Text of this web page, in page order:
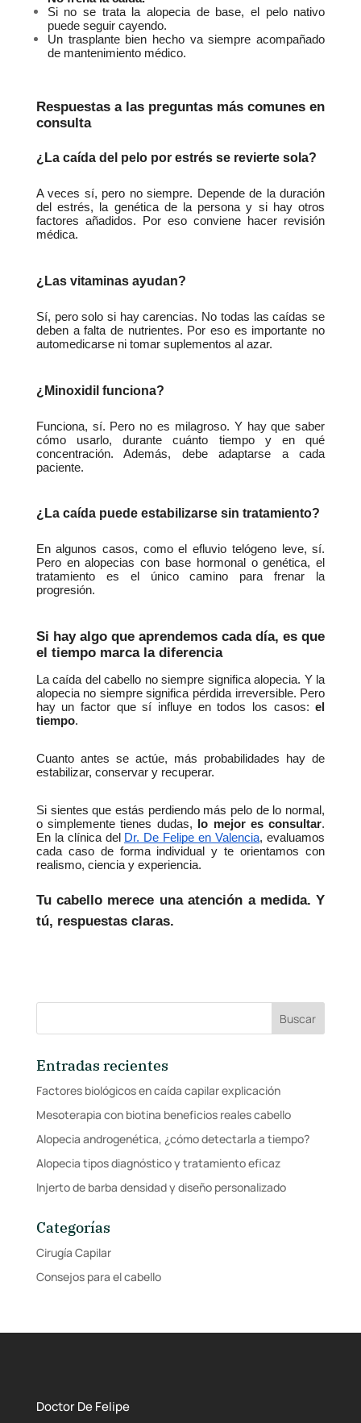
Si no se trata la alopecia de base, el pelo nativo
puede seguir cayendo.
Un trasplante bien hecho va siempre acompañado
de mantenimiento médico.
Respuestas a las preguntas más comunes en
consulta
¿La caída del pelo por estrés se revierte sola?
A veces sí, pero no siempre. Depende de la duración
del estrés, la genética de la persona y si hay otros
factores añadidos. Por eso conviene hacer revisión
médica.
¿Las vitaminas ayudan?
Sí, pero solo si hay carencias. No todas las caídas se
deben a falta de nutrientes. Por eso es importante no
automedicarse ni tomar suplementos al azar.
¿Minoxidil funciona?
Funciona, sí. Pero no es milagroso. Y hay que saber
cómo usarlo, durante cuánto tiempo y en qué
concentración. Además, debe adaptarse a cada
paciente.
¿La caída puede estabilizarse sin tratamiento?
En algunos casos, como el efluvio telógeno leve, sí.
Pero en alopecias con base hormonal o genética, el
tratamiento es el único camino para frenar la
progresión.
Si hay algo que aprendemos cada día, es que
el tiempo marca la diferencia
La caída del cabello no siempre significa alopecia. Y la
alopecia no siempre significa pérdida irreversible. Pero
hay un factor que sí influye en todos los casos: el
tiempo.
Cuanto antes se actúe, más probabilidades hay de
estabilizar, conservar y recuperar.
Si sientes que estás perdiendo más pelo de lo normal,
o simplemente tienes dudas,
lo mejor es consultar.
En la clínica del Dr. De Felipe en Valencia, evaluamos
cada caso de forma individual y te orientamos con
realismo, ciencia y experiencia.
Tu cabello merece una atención a medida. Y
tú, respuestas claras.
Entradas recientes
Factores biológicos en caída capilar explicación
Mesoterapia con biotina beneficios reales cabello
Alopecia androgenética, ¿cómo detectarla a tiempo?
Alopecia tipos diagnóstico y tratamiento eficaz
Injerto de barba densidad y diseño personalizado
Categorías
Cirugía Capilar
Consejos para el cabello
Doctor De Felipe